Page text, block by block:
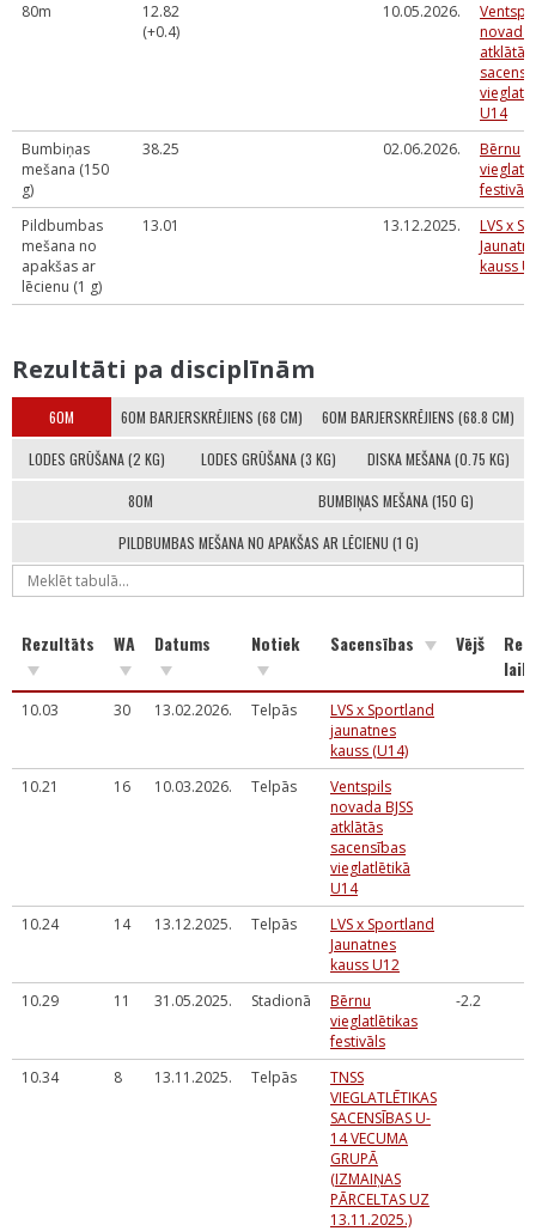
80m
12.82
(+0.4)
10.05.2026.
novada
atklātās
U14
Bumbiņas
mešana (150
g)
38.25 02.06.2026.
Bērnu
festivāls
Pildbumbas
mešana no
apakšas ar
lēcienu (1 g)
13.01 13.12.2025.
LVS x
kauss
Rezultāti pa disciplīnām
60M 60M BARJERSKRĒJIENS (68 CM) 60M BARJERSKRĒJIENS (68.8 CM)
LODES GRŪŠANA (2 KG) LODES GRŪŠANA (3 KG) DISKA MEŠANA (0.75 KG)
80M BUMBIŅAS MEŠANA (150 G)
PILDBUMBAS MEŠANA NO APAKŠAS AR LĒCIENU (1 G)
Rezultāts WA Datums Notiek Sacensības Vējš
10.03 30 13.02.2026. Telpās
LVS x Sportland
jaunatnes
kauss (U14)
10.21
16 10.03.2026. Telpās
Ventspils
novada BJSS
atklātās
sacensības
vieglatlētikā
U14
10.24
14 13.12.2025. Telpās
LVS x Sportland
Jaunatnes
kauss U12
10.29
11 31.05.2025. Stadionā
Bērnu
vieglatlētikas
festivāls
-2.2
10.34 8 13.11.2025. Telpās
TNSS
VIEGLATLĒTIKAS
SACENSĪBAS U-
14 VECUMA
GRUPĀ
(IZMAIŅAS
PĀRCELTAS UZ
13.11.2025.)